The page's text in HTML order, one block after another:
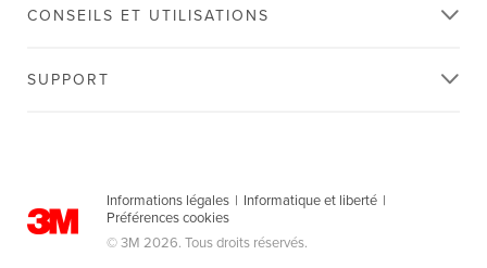
CONSEILS ET UTILISATIONS
SUPPORT
Informations légales | Informatique et liberté |
Préférences cookies
© 3M 2026. Tous droits réservés.